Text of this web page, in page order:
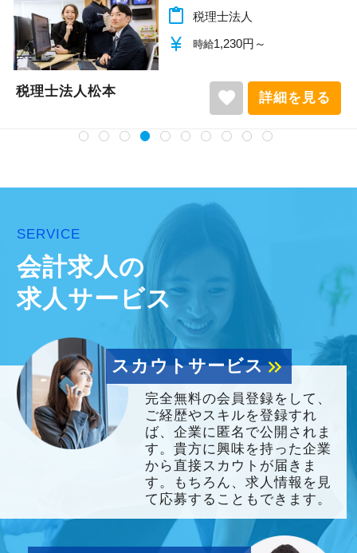
content_paste 税理士法人
currency_yen 時給1,140円～
税理士法人松本 favorite 詳細を見る
SERVICE
会計求人の
求人サービス
スカウトサービスkeyboard_double_arrow_right
完全無料の会員登録をして、
ご経歴やスキルを登録すれ
ば、企業に匿名で公開されま
す。貴方に興味を持った企業
から直接スカウトが届きま
す。もちろん、求人情報を見
て応募することもできます。